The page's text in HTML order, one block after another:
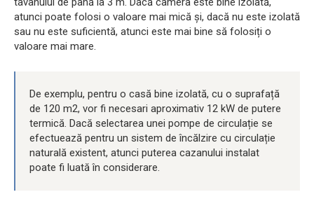
atunci poate folosi o valoare mai mică și, dacă nu este izolată
sau nu este suficientă, atunci este mai bine să folosiți o
valoare mai mare.
De exemplu, pentru o casă bine izolată, cu o suprafață
de 120 m2, vor fi necesari aproximativ 12 kW de putere
termică. Dacă selectarea unei pompe de circulație se
efectuează pentru un sistem de încălzire cu circulație
naturală existent, atunci puterea cazanului instalat
poate fi luată în considerare.